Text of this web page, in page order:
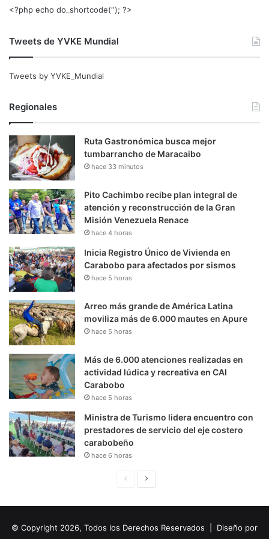
<?php echo do_shortcode(‘‘); ?>
Tweets de YVKE Mundial
Tweets by YVKE_Mundial
Regionales
Ruta Gastronómica busca mejor
tumbarrancho de Maracaibo
hace 33 minutos
Pito Cachimbo recibe plan integral de
atención y reconstrucción de la Gran
Misión Venezuela Renace
hace 4 horas
Inicia Registro Único de Vivienda en
Carabobo para afectados por sismos
hace 5 horas
Arreo más grande de América Latina
moviliza más de 6.000 mautes en Apure
hace 5 horas
Más de 6.000 atenciones realizadas en
actividad lúdica y recreativa en CAI
Carabobo
hace 5 horas
Ministra de Turismo lidera encuentro con
prestadores de servicio del eje costero
carabobeño
hace 6 horas
i
u
© Copyright 2026, Todos los Derechos Reservados | Diseño por